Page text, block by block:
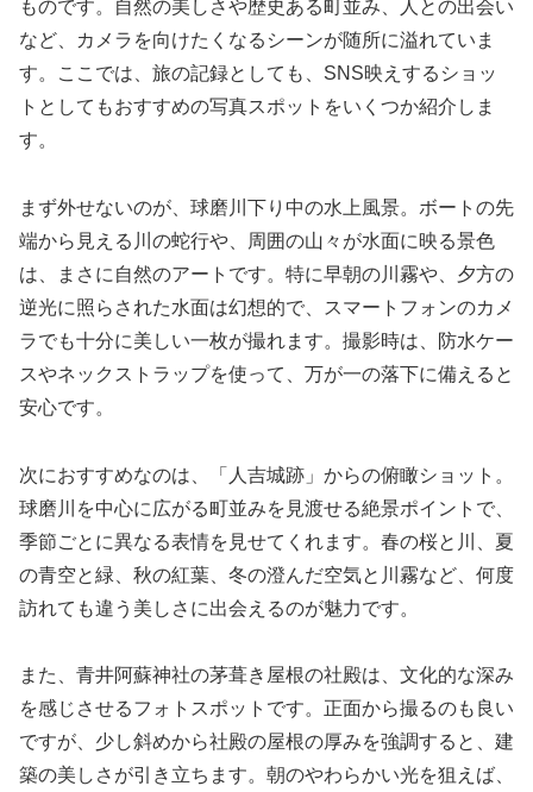
ものです。自然の美しさや歴史ある町並み、人との出会い
など、カメラを向けたくなるシーンが随所に溢れていま
す。ここでは、旅の記録としても、SNS映えするショッ
トとしてもおすすめの写真スポットをいくつか紹介しま
す。
まず外せないのが、球磨川下り中の水上風景。ボートの先
端から見える川の蛇行や、周囲の山々が水面に映る景色
は、まさに自然のアートです。特に早朝の川霧や、夕方の
逆光に照らされた水面は幻想的で、スマートフォンのカメ
ラでも十分に美しい一枚が撮れます。撮影時は、防水ケー
スやネックストラップを使って、万が一の落下に備えると
安心です。
次におすすめなのは、「人吉城跡」からの俯瞰ショット。
球磨川を中心に広がる町並みを見渡せる絶景ポイントで、
季節ごとに異なる表情を見せてくれます。春の桜と川、夏
の青空と緑、秋の紅葉、冬の澄んだ空気と川霧など、何度
訪れても違う美しさに出会えるのが魅力です。
また、青井阿蘇神社の茅葺き屋根の社殿は、文化的な深み
を感じさせるフォトスポットです。正面から撮るのも良い
ですが、少し斜めから社殿の屋根の厚みを強調すると、建
築の美しさが引き立ちます。朝のやわらかい光を狙えば、